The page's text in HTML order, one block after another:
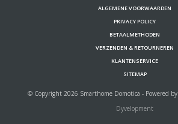
ALGEMENE VOORWAARDEN
PRIVACY POLICY
BETAALMETHODEN
VERZENDEN & RETOURNEREN
KLANTENSERVICE
SITEMAP
© Copyright 2026 Smarthome Domotica - Powered by
Dyvelopment